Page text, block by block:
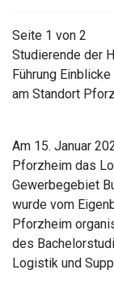
Seite 1 von 2
Studierende der
Führung
am Standort
Am 15. Januar
Pforzheim das
Gewerbegebiet
wurde vom
Pforzheim
des
Logistik und